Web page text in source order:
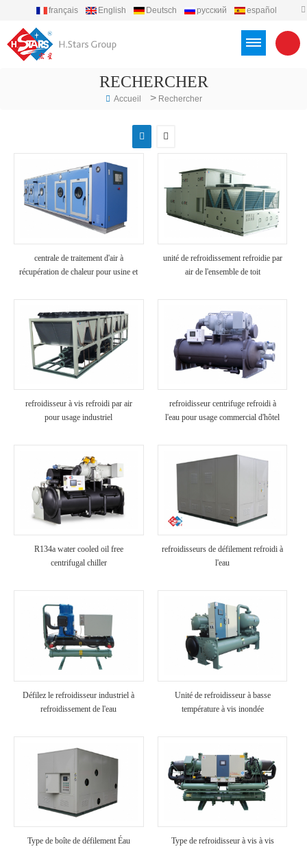
français English Deutsch русский
español
RECHERCHER
Accueil > Rechercher
centrale de traitement d'air à
récupération de chaleur pour usine et
unité de refroidissement refroidie par
air de l'ensemble de toit
refroidisseur à vis refroidi par air
pour usage industriel
refroidisseur centrifuge refroidi à
l'eau pour usage commercial d'hôtel
R134a water cooled oil free
centrifugal chiller
refroidisseurs de défilement refroidi à
l'eau
Défilez le refroidisseur industriel à
refroidissement de l'eau
Unité de refroidisseur à basse
température à vis inondée
Type de boîte de défilement Éau
Type de refroidisseur à vis à vis